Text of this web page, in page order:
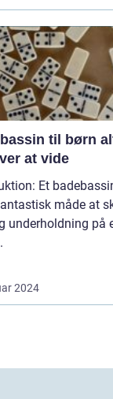
til børn alt du
at vide
Et
måde at
underholdning på
2024